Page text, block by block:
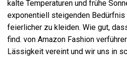
kalte Temperaturen und frühe
exponentiell steigenden
feierlicher zu kleiden. Wie gut,
find. von Amazon Fashion
Lässigkeit vereint und wir uns in